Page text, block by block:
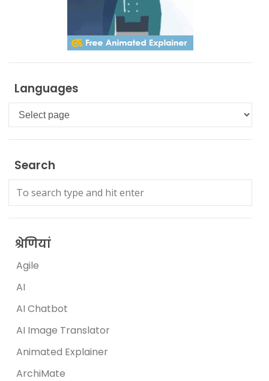
Languages
Languages
Search
श्रेणियां
Agile
AI
AI Chatbot
AI Image Translator
Animated Explainer
ArchiMate